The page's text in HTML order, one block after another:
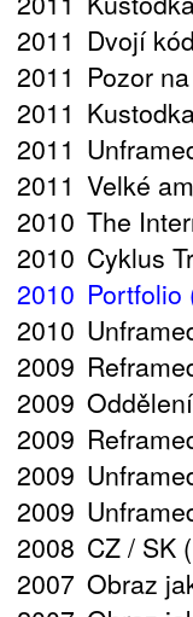
2011 Dvojí
2011 Pozor
2011
2011
2011 Velké
2010 The
2010 Cyklus
2010 Portfolio
2010
2009
2009
2009
2009
2009
2008 CZ / SK
2007 Obraz